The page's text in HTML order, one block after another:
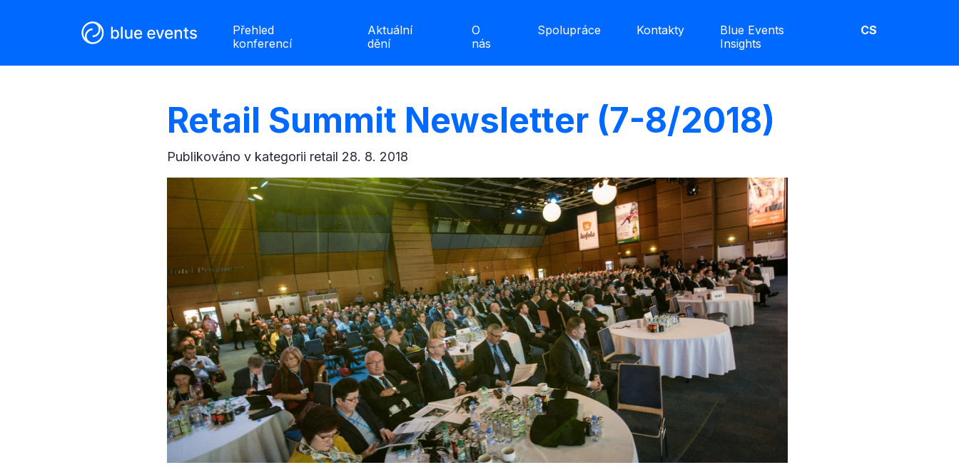
Přehled
konferencí
Aktuální
dění
O
nás
Spolupráce Kontakty
Blue Events
Insights
CS
Retail Summit Newsletter (7-8/2018)
Publikováno v kategorii retail 28. 8. 2018